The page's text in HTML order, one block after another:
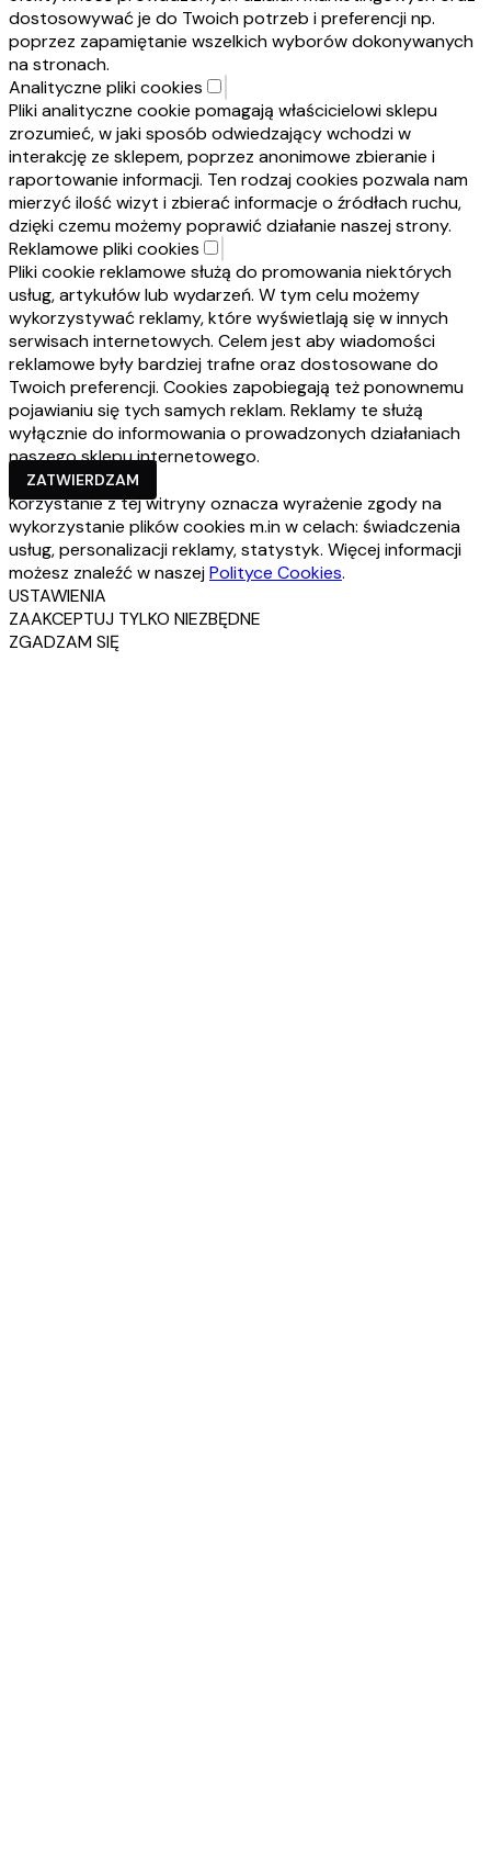
dostosowywać je do Twoich potrzeb i preferencji np.
poprzez zapamiętanie wszelkich wyborów dokonywanych
na stronach.
Analityczne pliki cookies
Pliki analityczne cookie pomagają właścicielowi sklepu
zrozumieć, w jaki sposób odwiedzający wchodzi w
interakcję ze sklepem, poprzez anonimowe zbieranie i
raportowanie informacji. Ten rodzaj cookies pozwala nam
mierzyć ilość wizyt i zbierać informacje o źródłach ruchu,
dzięki czemu możemy poprawić działanie naszej strony.
Reklamowe pliki cookies
Pliki cookie reklamowe służą do promowania niektórych
usług, artykułów lub wydarzeń. W tym celu możemy
wykorzystywać reklamy, które wyświetlają się w innych
serwisach internetowych. Celem jest aby wiadomości
reklamowe były bardziej trafne oraz dostosowane do
Twoich preferencji. Cookies zapobiegają też ponownemu
pojawianiu się tych samych reklam. Reklamy te służą
wyłącznie do informowania o prowadzonych działaniach
naszego sklepu internetowego.
ZATWIERDZAM
Korzystanie z tej witryny oznacza wyrażenie zgody na
wykorzystanie plików cookies m.in w celach: świadczenia
usług, personalizacji reklamy, statystyk. Więcej informacji
możesz znaleźć w naszejPolityce Cookies.
USTAWIENIA
ZAAKCEPTUJ TYLKO NIEZBĘDNE
ZGADZAM SIĘ